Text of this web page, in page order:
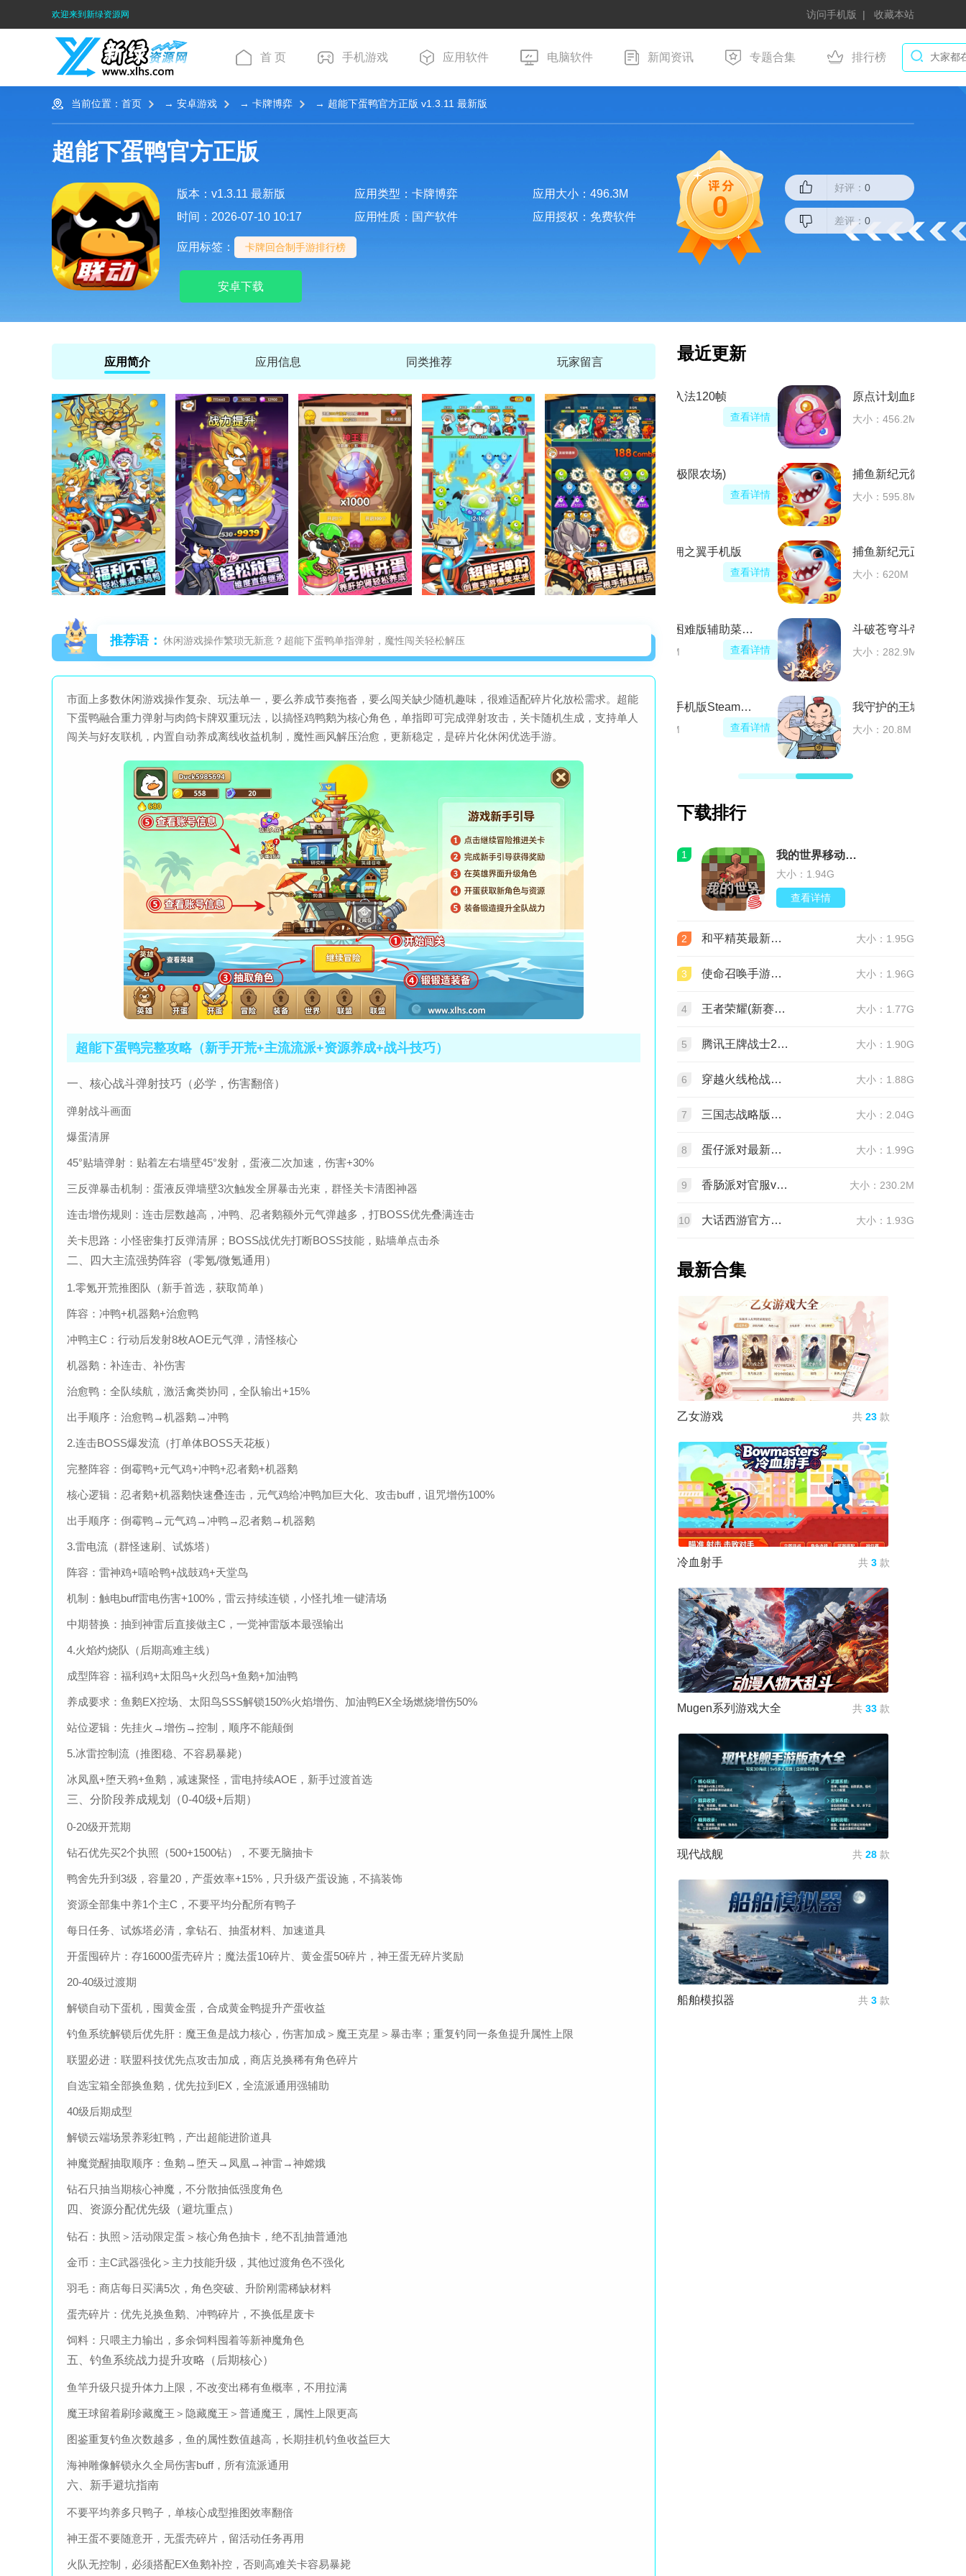
欢迎来到新绿资源网 访问手机版 收藏本站
首 页 手机游戏 应用软件 电脑软件 新闻资讯 专题合集 排行榜
当前位置： 首页 → 安卓游戏 → 卡牌博弈 → 超能下蛋鸭官方正版 v1.3.11 最新版
超能下蛋鸭官方正版
版本：v1.3.11 最新版 应用类型：卡牌博弈
应用大小：496.3M
时间：2026-07-10 10:17
应用性质：国产软件 应用授权：免费软件
应用标签： 卡牌回合制手游排行榜
安卓下载
0
好评： 0
差评： 0
应用简介 应用信息 同类推荐 玩家留言
推荐语： 休闲游戏操作繁琐无新意？超能下蛋鸭单指弹射，魔性闯关轻松解压
市面上多数休闲游戏操作复杂、玩法单一，要么养成节奏拖沓，要么闯关缺少随机趣味，很难适配碎片化放松需求。超能
下蛋鸭融合重力弹射与肉鸽卡牌双重玩法，以搞怪鸡鸭鹅为核心角色，单指即可完成弹射攻击，关卡随机生成，支持单人
闯关与好友联机，内置自动养成离线收益机制，魔性画风解压治愈，更新稳定，是碎片化休闲优选手游。
超能下蛋鸭完整攻略（新手开荒+主流流派+资源养成+战斗技巧）
一、核心战斗弹射技巧（必学，伤害翻倍）
弹射战斗画面
爆蛋清屏
45°贴墙弹射：贴着左右墙壁45°发射，蛋液二次加速，伤害+30%
三反弹暴击机制：蛋液反弹墙壁3次触发全屏暴击光束，群怪关卡清图神器
连击增伤规则：连击层数越高，冲鸭、忍者鹅额外元气弹越多，打BOSS优先叠满连击
关卡思路：小怪密集打反弹清屏；BOSS战优先打断BOSS技能，贴墙单点击杀
二、四大主流强势阵容（零氪/微氪通用）
1.零氪开荒推图队（新手首选，获取简单）
阵容：冲鸭+机器鹅+治愈鸭
冲鸭主C：行动后发射8枚AOE元气弹，清怪核心
机器鹅：补连击、补伤害
治愈鸭：全队续航，激活禽类协同，全队输出+15%
出手顺序：治愈鸭→机器鹅→冲鸭
2.连击BOSS爆发流（打单体BOSS天花板）
完整阵容：倒霉鸭+元气鸡+冲鸭+忍者鹅+机器鹅
核心逻辑：忍者鹅+机器鹅快速叠连击，元气鸡给冲鸭加巨大化、攻击buff，诅咒增伤100%
出手顺序：倒霉鸭→元气鸡→冲鸭→忍者鹅→机器鹅
3.雷电流（群怪速刷、试炼塔）
阵容：雷神鸡+嘻哈鸭+战鼓鸡+天堂鸟
机制：触电buff雷电伤害+100%，雷云持续连锁，小怪扎堆一键清场
中期替换：抽到神雷后直接做主C，一觉神雷版本最强输出
4.火焰灼烧队（后期高难主线）
成型阵容：福利鸡+太阳鸟+火烈鸟+鱼鹅+加油鸭
养成要求：鱼鹅EX控场、太阳鸟SSS解锁150%火焰增伤、加油鸭EX全场燃烧增伤50%
站位逻辑：先挂火→增伤→控制，顺序不能颠倒
5.冰雷控制流（推图稳、不容易暴毙）
冰凤凰+堕天鸦+鱼鹅，减速聚怪，雷电持续AOE，新手过渡首选
三、分阶段养成规划（0-40级+后期）
0-20级开荒期
钻石优先买2个执照（500+1500钻），不要无脑抽卡
鸭舍先升到3级，容量20，产蛋效率+15%，只升级产蛋设施，不搞装饰
资源全部集中养1个主C，不要平均分配所有鸭子
每日任务、试炼塔必清，拿钻石、抽蛋材料、加速道具
开蛋囤碎片：存16000蛋壳碎片；魔法蛋10碎片、黄金蛋50碎片，神王蛋无碎片奖励
20-40级过渡期
解锁自动下蛋机，囤黄金蛋，合成黄金鸭提升产蛋收益
钓鱼系统解锁后优先肝：魔王鱼是战力核心，伤害加成＞魔王克星＞暴击率；重复钓同一条鱼提升属性上限
联盟必进：联盟科技优先点攻击加成，商店兑换稀有角色碎片
自选宝箱全部换鱼鹅，优先拉到EX，全流派通用强辅助
40级后期成型
解锁云端场景养彩虹鸭，产出超能进阶道具
神魔觉醒抽取顺序：鱼鹅→堕天→凤凰→神雷→神嫦娥
钻石只抽当期核心神魔，不分散抽低强度角色
四、资源分配优先级（避坑重点）
钻石：执照＞活动限定蛋＞核心角色抽卡，绝不乱抽普通池
金币：主C武器强化＞主力技能升级，其他过渡角色不强化
羽毛：商店每日买满5次，角色突破、升阶刚需稀缺材料
蛋壳碎片：优先兑换鱼鹅、冲鸭碎片，不换低星废卡
饲料：只喂主力输出，多余饲料囤着等新神魔角色
五、钓鱼系统战力提升攻略（后期核心）
鱼竿升级只提升体力上限，不改变出稀有鱼概率，不用拉满
魔王球留着刷珍藏魔王＞隐藏魔王＞普通魔王，属性上限更高
图鉴重复钓鱼次数越多，鱼的属性数值越高，长期挂机钓鱼收益巨大
海神雕像解锁永久全局伤害buff，所有流派通用
六、新手避坑指南
不要平均养多只鸭子，单核心成型推图效率翻倍
神王蛋不要随意开，无蛋壳碎片，留活动任务再用
火队无控制，必须搭配EX鱼鹅补控，否则高难关卡容易暴毙
最近更新
火火键盘输入法120帧
大小：89.1M 查看详情
养鸡模拟器(极限农场)
大小：1.18G 查看详情
天空海洋雇佣之翼手机版
大小：2.27G 查看详情
查看详情
大小：229.1M
原点计划血肉工匠安卓版
大小：456.2M 查看详情
捕鱼新纪元微信版本
大小：595.8M 查看详情
捕鱼新纪元正版捕鱼
大小：620M 查看详情
斗破苍穹斗帝之路游戏
大小：282.9M 查看详情
我守护的王城手游2025最新版本
大小：20.8M 查看详情
下载排行
1 我的世界移动版v3.9.5.297103 最新版
大小：1.94G
查看详情
2 和平精英最新版本v1.36.12 官服 大小：1.95G
3 使命召唤手游官方版2026最新版v1.9.55 安卓版 大小：1.96G
4 王者荣耀(新赛季更新)v11.4.1.1 官方版 大小：1.77G
5 腾讯王牌战士2026官方正版手机版v1.65.0.1040安卓版 大小：1.90G
6 穿越火线枪战王者最新版1.0.540.840 官服 大小：1.88G
7 三国志战略版官服v2081.1730 最新版本 大小：2.04G
8 蛋仔派对最新版v1.0.282 网易官方版 大小：1.99G
9 香肠派对官服v24.14 正式服 大小：230.2M
10 大话西游官方正版v2.1.436 安卓最新版 大小：1.93G
最新合集
乙女游戏 共 23 款
冷血射手 共 3 款
Mugen系列游戏大全 共 33 款
现代战舰 共 28 款
船舶模拟器 共 3 款